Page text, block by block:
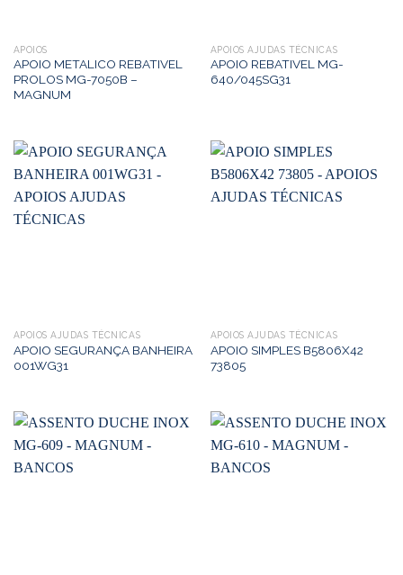
APOIOS
APOIO METALICO REBATIVEL
PROLOS MG-7050B –
MAGNUM
APOIOS AJUDAS TÉCNICAS
APOIO REBATIVEL MG-
640/045SG31
APOIOS AJUDAS TÉCNICAS
APOIO SEGURANÇA BANHEIRA
001WG31
APOIOS AJUDAS TÉCNICAS
APOIO SIMPLES B5806X42
73805